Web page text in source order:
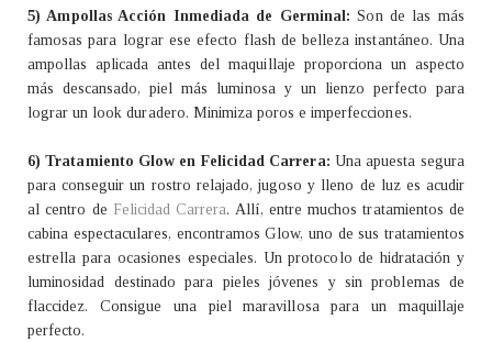
5) Ampollas Acción Inmediada de Germinal: Son de las más
famosas para lograr ese efecto flash de belleza instantáneo. Una
ampollas aplicada antes del maquillaje proporciona un aspecto
más descansado, piel más luminosa y un lienzo perfecto para
lograr un look duradero. Minimiza poros e imperfecciones.
6) Tratamiento Glow en Felicidad Carrera: Una apuesta segura
para conseguir un rostro relajado, jugoso y lleno de luz es acudir
al centro de Felicidad Carrera. Allí, entre muchos tratamientos de
cabina espectaculares, encontramos Glow, uno de sus tratamientos
estrella para ocasiones especiales. Un protocolo de hidratación y
luminosidad destinado para pieles jóvenes y sin problemas de
flaccidez. Consigue una piel maravillosa para un maquillaje
perfecto.